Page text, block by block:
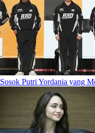
Sosok Putri Yordania yang